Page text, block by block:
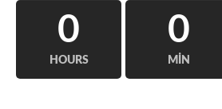
0
HOURS
0
MIN